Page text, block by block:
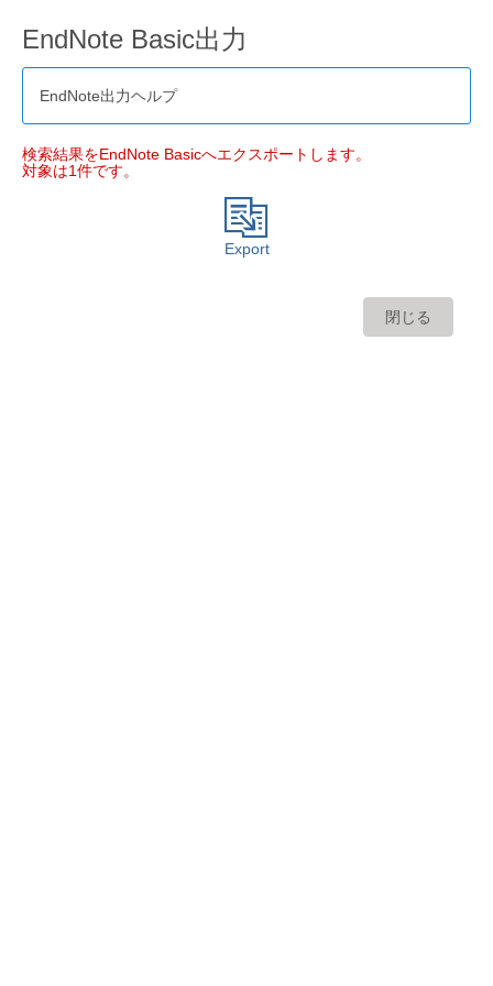
EndNote Basic出力
EndNote出力ヘルプ
検索結果をEndNote Basicへエクスポートします。
対象は1件です。
Export